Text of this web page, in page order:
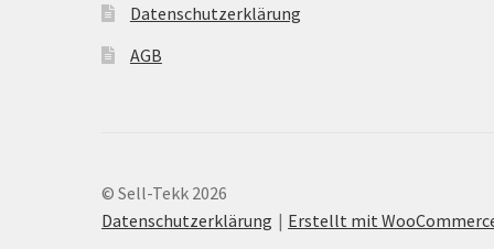
Datenschutzerklärung
AGB
© Sell-Tekk 2026
Datenschutzerklärung
Erstellt mit